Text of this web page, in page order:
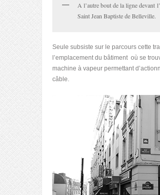
A l’autre bout de la ligne devant
Saint Jean Baptiste de Belleville.
Seule subsiste sur le parcours cette
l’emplacement du bâtiment où se
machine à vapeur permettant
câble.